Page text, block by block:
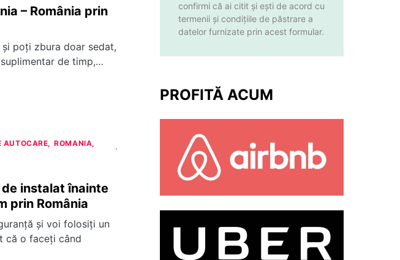
– România prin
poți zbura doar sedat,
de timp,…
AUTOCARE
ROMANIA
instalat înainte
prin România
și voi folosiți un
că o faceți când
confirmi că ai citit și ești de acord cu
termenii și condițiile de păstrare a
datelor furnizate prin acest formular.
PROFITĂ ACUM